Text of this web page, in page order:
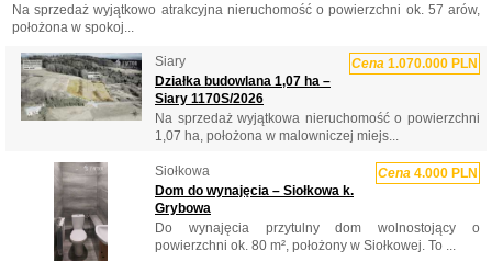
Na sprzedaż wyjątkowo atrakcyjna nieruchomość o powierzchni ok. 57 arów,
położona w spokoj...
Siary Cena 1.070.000 PLN
Działka budowlana 1,07 ha –
Siary 1170S/2026
Na sprzedaż wyjątkowa nieruchomość o powierzchni
1,07 ha, położona w malowniczej miejs...
Siołkowa Cena 4.000 PLN
Dom do wynajęcia – Siołkowa k.
Grybowa
Do wynajęcia przytulny dom wolnostojący o
powierzchni ok. 80 m², położony w Siołkowej. To ...